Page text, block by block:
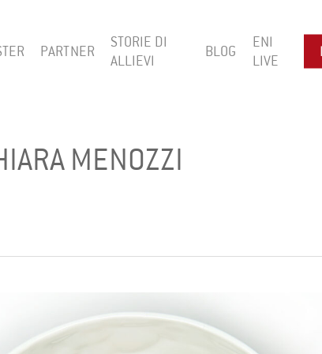
PARTNER
STORIE DI
ALLIEVI
BLOG
ENI
LIVE
MENOZZI